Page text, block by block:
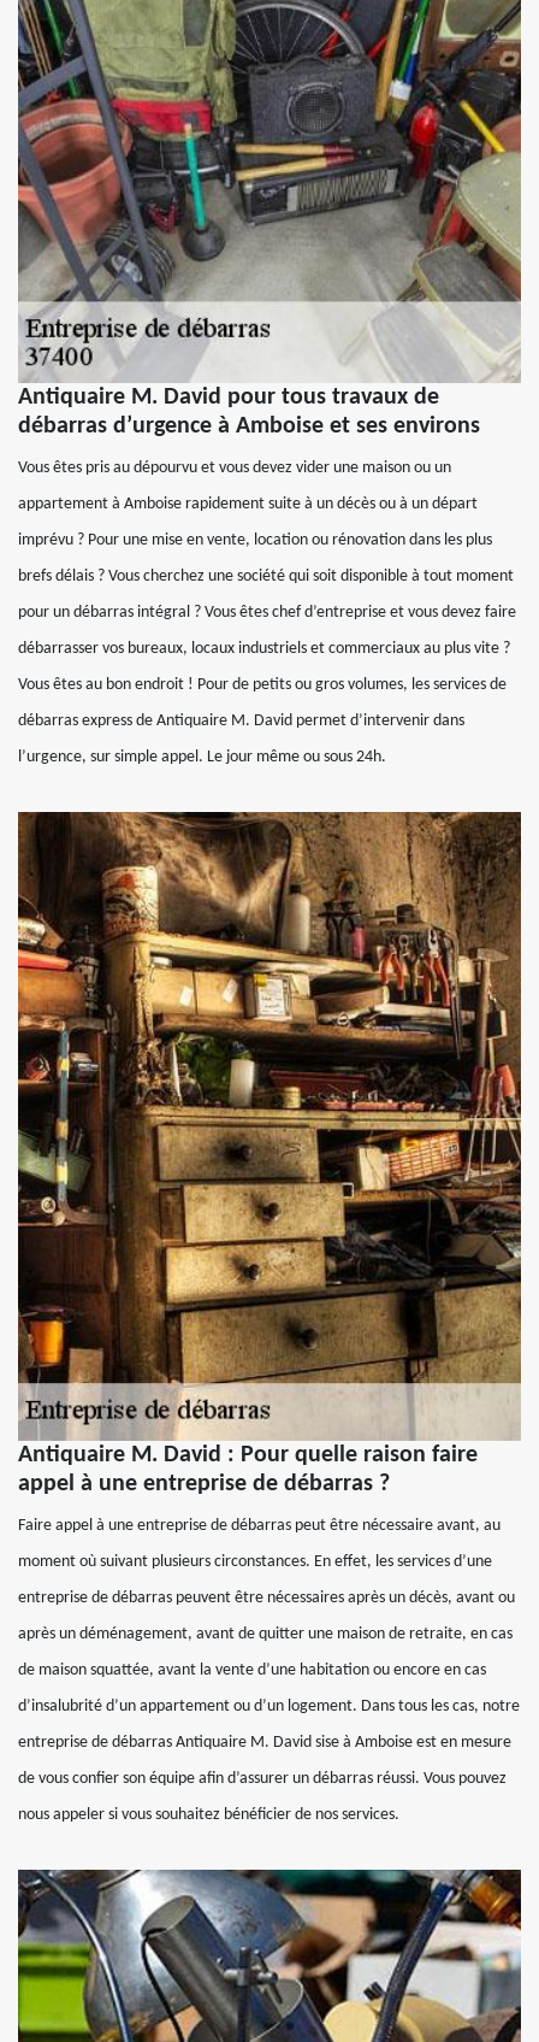
Antiquaire M. David pour tous travaux de
débarras d’urgence à Amboise et ses environs
Vous êtes pris au dépourvu et vous devez vider une maison ou un
appartement à Amboise rapidement suite à un décès ou à un départ
imprévu ? Pour une mise en vente, location ou rénovation dans les plus
brefs délais ? Vous cherchez une société qui soit disponible à tout moment
pour un débarras intégral ? Vous êtes chef d’entreprise et vous devez faire
débarrasser vos bureaux, locaux industriels et commerciaux au plus vite ?
Vous êtes au bon endroit ! Pour de petits ou gros volumes, les services de
débarras express de Antiquaire M. David permet d’intervenir dans
l’urgence, sur simple appel. Le jour même ou sous 24h.
Antiquaire M. David : Pour quelle raison faire
appel à une entreprise de débarras ?
Faire appel à une entreprise de débarras peut être nécessaire avant, au
moment où suivant plusieurs circonstances. En effet, les services d’une
entreprise de débarras peuvent être nécessaires après un décès, avant ou
après un déménagement, avant de quitter une maison de retraite, en cas
de maison squattée, avant la vente d’une habitation ou encore en cas
d’insalubrité d’un appartement ou d’un logement. Dans tous les cas, notre
entreprise de débarras Antiquaire M. David sise à Amboise est en mesure
de vous confier son équipe afin d’assurer un débarras réussi. Vous pouvez
nous appeler si vous souhaitez bénéficier de nos services.